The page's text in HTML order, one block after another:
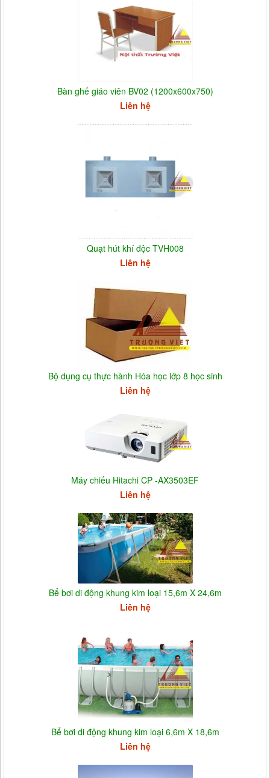
Bàn ghế giáo viên BV02 (1200x600x750)
Liên hệ
Quạt hút khí độc TVH008
Liên hệ
Bộ dụng cụ thực hành Hóa học lớp 8 học sinh
Liên hệ
Máy chiếu Hitachi CP -AX3503EF
Liên hệ
Bể bơi di động khung kim loại 15,6m X 24,6m
Liên hệ
Bể bơi di động khung kim loại 6,6m X 18,6m
Liên hệ